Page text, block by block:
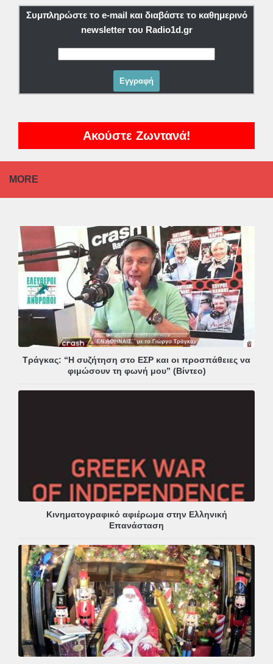
Συμπληρώστε το e-mail και διαβάστε το καθημερινό
newsletter του Radio1d.gr
Ακούστε Ζωντανά!
MORE
Τράγκας: “Η συζήτηση στο ΕΣΡ και οι προσπάθειες να
φιμώσουν τη φωνή μου” (Βίντεο)
Κινηματογραφικό αφιέρωμα στην Ελληνική
Επανάσταση